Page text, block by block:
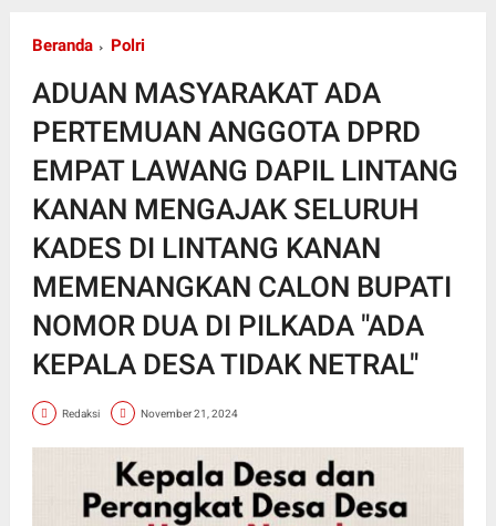
Beranda Polri
ADUAN MASYARAKAT ADA
PERTEMUAN ANGGOTA DPRD
EMPAT LAWANG DAPIL LINTANG
KANAN MENGAJAK SELURUH
KADES DI LINTANG KANAN
MEMENANGKAN CALON BUPATI
NOMOR DUA DI PILKADA "ADA
KEPALA DESA TIDAK NETRAL"
Redaksi November 21, 2024